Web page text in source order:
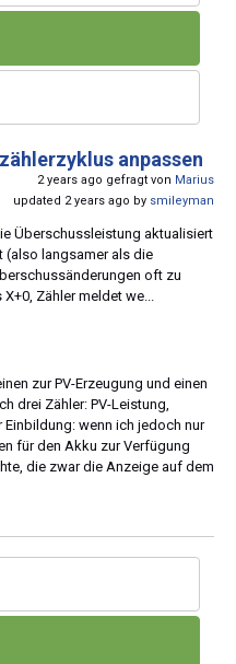
anpassen
2 years ago gefragt von Marius
updated 2 years ago by smileyman
Überschussleistung aktualisiert
(also langsamer als die
oft zu
Zähler meldet we...
zur PV-Erzeugung und einen
drei Zähler: PV-Leistung,
wenn ich jedoch nur
für den Akku zur Verfügung
die zwar die Anzeige auf dem